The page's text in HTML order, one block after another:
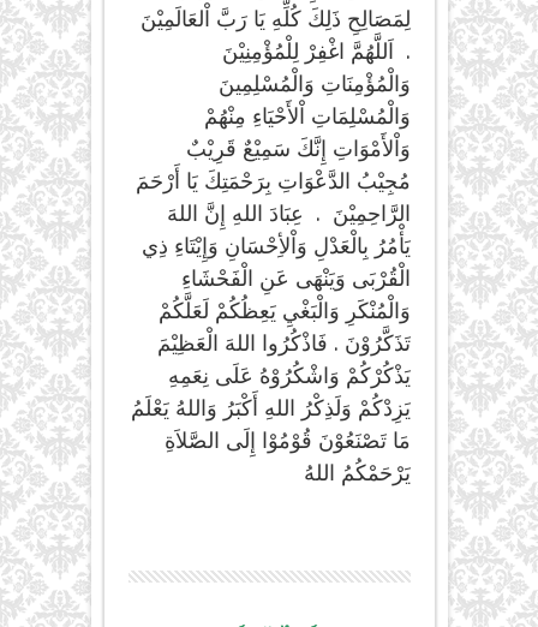
لِمَصَالِحِ ذَلِكَ كُلِّهِ يَا رَبَّ اْلعَالَمِيْنَ
. اَللَّهُمَّ اغْفِرْ لِلْمُؤْمِنِيْنَ
وَالْمُؤْمِنَاتِ وَالْمُسْلِمِينَ
وَالْمُسْلِمَاتِ اْلأَحْيَاءِ مِنْهُمْ
وَاْلأَمْوَاتِ إِنَّكَ سَمِيْعٌ قَرِيْبٌ
مُجِيْبُ الدَّعْوَاتِ بِرَحْمَتِكَ يَا أَرْحَمَ
الرَّاحِمِيْنَ . عِبَادَ اللهِ إِنَّ اللهَ
يَأْمُرُ بِالْعَدْلِ وَاْلأِحْسَانِ وَإِيْتَاءِ ذِي
الْقُرْبَى وَيَنْهَى عَنِ الْفَحْشَاءِ
وَالْمُنْكَرِ وَالْبَغْيِ يَعِظُكُمْ لَعَلَّكُمْ
تَذَكَّرُوْنَ . فَاذْكُرُوا اللهَ الْعَظِيْمَ
يَذْكُرْكُمْ وَاشْكُرُوْهُ عَلَى نِعَمِهِ
يَزِدْكُمْ وَلَذِكْرُ اللهِ أَكْبَرُ وَاللهُ يَعْلَمُ
مَا تَصْنَعُوْنَ قُوْمُوْا إِلَى الصَّلاَةِ
يَرْحَمْكُمُ اللهُ